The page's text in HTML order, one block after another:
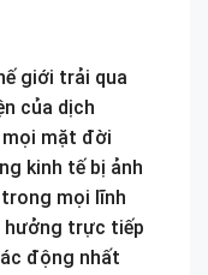
giới trải qua
của dịch
mọi mặt đời
kinh tế bị ảnh
mọi lĩnh
hưởng trực tiếp
động nhất